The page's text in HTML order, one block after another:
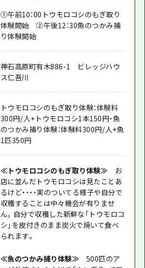
①午前10：00トウモロコシのもぎ取り
体験開始 ②午後12：30魚のつかみ捕
り体験開始
神石高原町有木886-1 ビレッジハウ
ス仁吾川
トウモロコシのもぎ取り体験：体験料
300円/人+トウモロコシ1本150円・魚
のつかみ捕り体験：体験料300円/人+魚
1匹350円
≪トウモロコシのもぎ取り体験≫ お
店に並んだトウモロコシは見たことあ
るけど・・・・実のついてる様子や自分で
収穫することは中々機会が有りませ
ん。自分で収穫した新鮮な「トウモロコ
シ」を皮付きのまま炭火で焼いて食べ
られます。
≪魚のつかみ捕り体験≫ 500匹のア